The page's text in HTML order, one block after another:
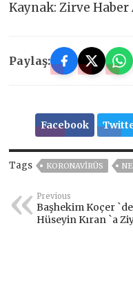
Kaynak: Zirve Haber
Paylaş:
Facebook
Tags KORONAVIRÜS
Previous
Başhekim Koçer
Hüseyin Kıran `a